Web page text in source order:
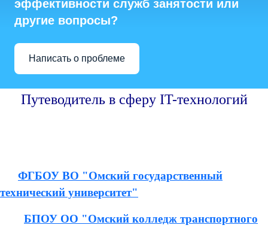
эффективности служб занятости или
другие вопросы?
Написать о проблеме
Путеводитель в сферу IT-технологий
ФГБОУ ВО "Омский государственный
технический университет"
БПОУ ОО "Омский колледж транспортного